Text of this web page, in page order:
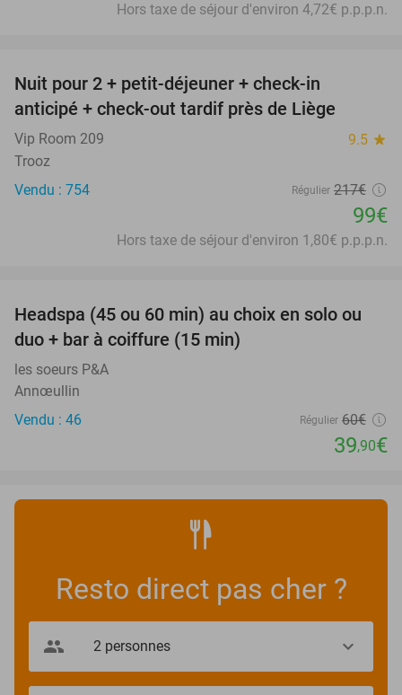
Hors taxe de séjour d'environ 4,72€ p.p.p.n.
Nuit pour 2 + petit-déjeuner + check-in
anticipé + check-out tardif près de Liège
Vip Room 209 9.5 star
Trooz
Vendu : 754
Régulier 217€
99€
Hors taxe de séjour d'environ 1,80€ p.p.p.n.
34%
Headspa (45 ou 60 min) au choix en solo ou
duo + bar à coiffure (15 min)
les soeurs P&A
Annœullin
Vendu : 46
Régulier 60€
39,90€
Resto direct pas cher ?